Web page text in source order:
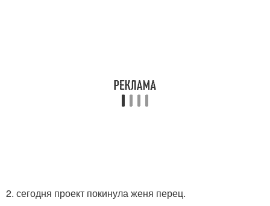
2. сегодня проект покинула женя перец.